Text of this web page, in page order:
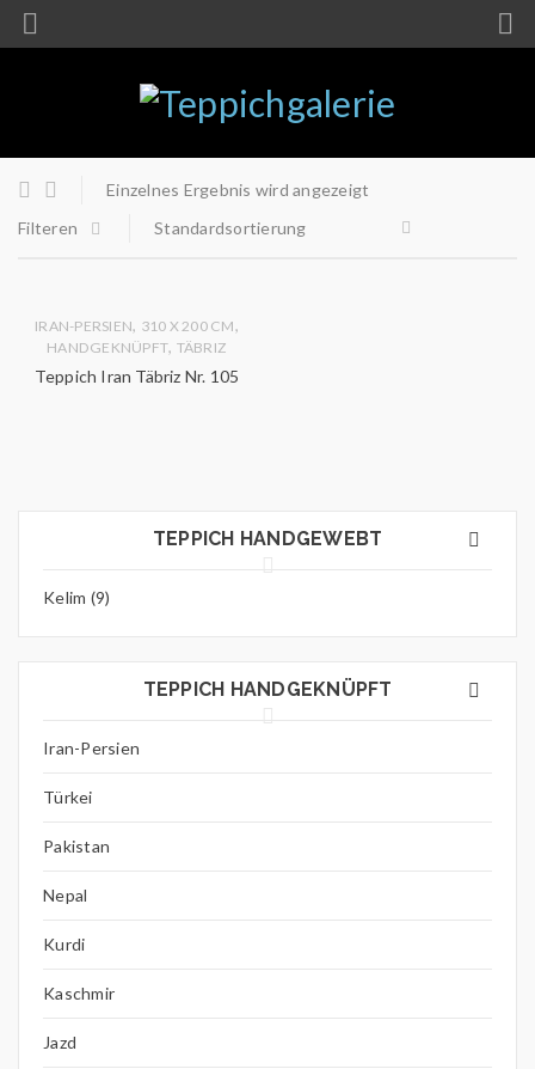
TEPPICH HANDGEWEBT
Kelim (9)
TEPPICH HANDGEKNÜPFT
Iran-Persien
Türkei
Pakistan
Nepal
Kurdi
Kaschmir
Jazd
Einzelnes Ergebnis wird angezeigt
Filteren
Standardsortierung
IRAN-PERSIEN, 310 X 200 CM,
HANDGEKNÜPFT, TÄBRIZ
Teppich Iran Täbriz Nr. 105